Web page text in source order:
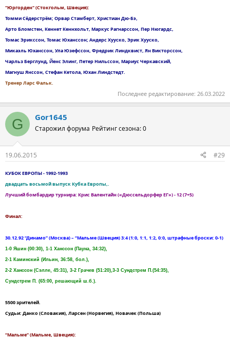
"Юргорден" (Стокгольм, Швеция):
Томми Сёдерстрём; Орвар Стамберт, Христиан Дю-Бэ,
Арто Бломстен, Кеннет Кеннхольт, Маркус Рагнарссон, Пер Нюгардс,
Томас Эрикссон, Томас Юханссон; Андерс Хууско, Эрик Хууско,
Микаэль Юханссон, Ула Юзефссон, Фредрик Линдквист, Ян Викторссон,
Чарльз Берглунд, Йенс Элинг, Петер Нильссон, Мариус Черкавский,
Магнуш Янссон, Стефан Кетола, Юхан Линдстедт.
Тренер Ларс Фальк.
Последнее редактирование: 26.03.2022
G Gor1645
Старожил форума Рейтинг сезона: 0
19.06.2015 #29
КУБОК ЕВРОПЫ - 1992-1993
двадцать восьмой выпуск Кубка Европы,.
Лучший бомбардир турнира: Крис Валентайн («Дюссельдорфер ЕГ») - 12 (7+5)
Финал:
30.12.92 “Динамо” (Москва) – “Мальме (Швеция) 3:4 (1:0, 1:1, 1:2, 0:0, штрафные броски: 0-1)
1-0 Яшин (00:30), 1-1 Ханссон (Пауна, 34:32),
2-1 Каминский (Ильин, 36:58, бол.),
2-2 Ханссон (Сэлле, 45:31), 3-2 Грачев (51:20),3-3 Сундстрем П.(54:35),
Сундстрем П. (65:00, решающий ш.б.).
5500 зрителей.
Судьи: Данко (Словакия), Ларсен (Норвегия), Новачек (Польша)
“Мальме” (Мальме, Швеция):